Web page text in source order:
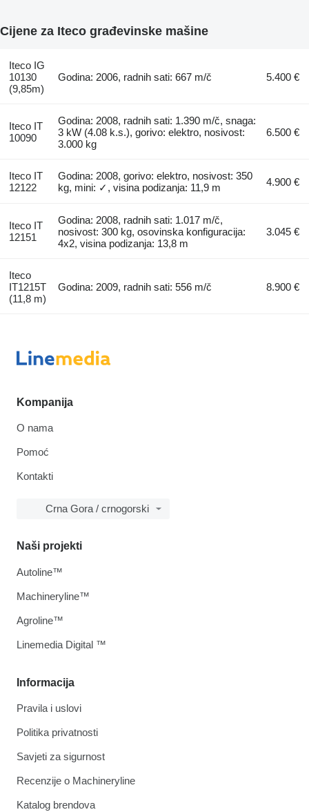
Cijene za Iteco građevinske mašine
Iteco IG
10130
(9,85m)
Godina: 2006, radnih sati: 667 m/č 5.400 €
Iteco IT
10090
Godina: 2008, radnih sati: 1.390 m/č, snaga:
3 kW (4.08 k.s.), gorivo: elektro, nosivost:
3.000 kg
6.500 €
Iteco IT
12122
Godina: 2008, gorivo: elektro, nosivost: 350
kg, mini: ✓, visina podizanja: 11,9 m
4.900 €
Iteco IT
12151
Godina: 2008, radnih sati: 1.017 m/č,
nosivost: 300 kg, osovinska konfiguracija:
4x2, visina podizanja: 13,8 m
3.045 €
Iteco
IT1215T
(11,8 m)
Godina: 2009, radnih sati: 556 m/č 8.900 €
Kompanija
O nama
Pomoć
Kontakti
Crna Gora / crnogorski
Informacija
Pravila i uslovi
Politika privatnosti
Savjeti za sigurnost
Recenzije o Machineryline
Katalog brendova
Naši projekti
Autoline™
Machineryline™
Agroline™
Linemedia Digital ™